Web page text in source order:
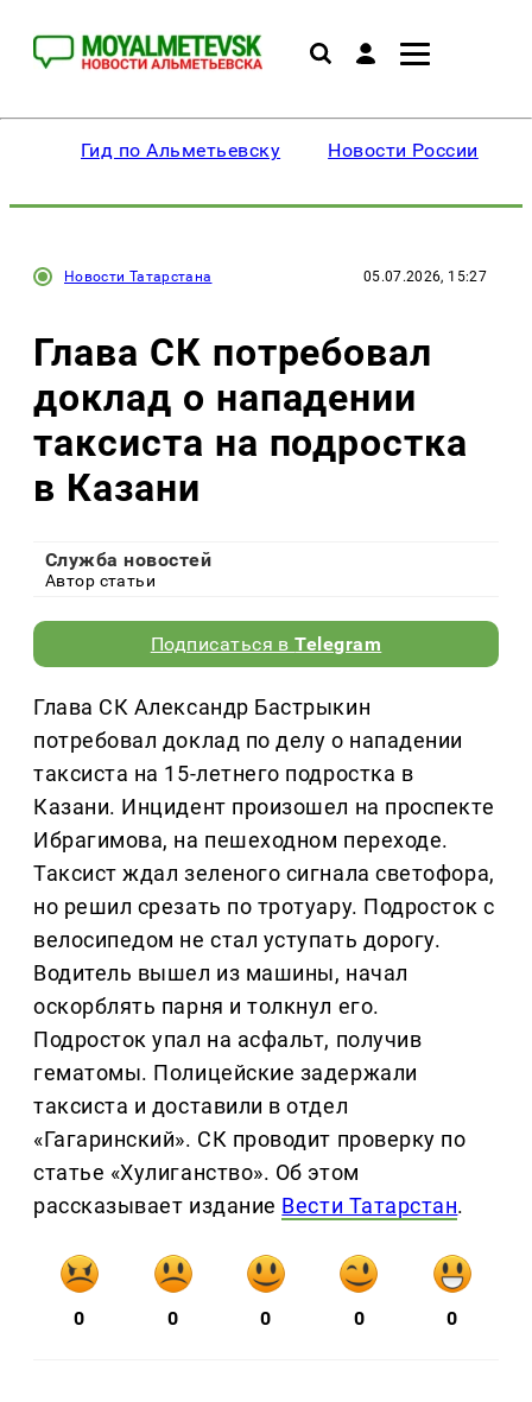
Гид по Альметьевску Новости России
Новости Татарстана 05.07.2026, 15:27
Глава СК потребовал
доклад о нападении
таксиста на подростка
в Казани
Служба новостей
Автор статьи
Подписаться вTelegram
Глава СК Александр Бастрыкин
потребовал доклад по делу о нападении
таксиста на 15-летнего подростка в
Казани. Инцидент произошел на проспекте
Ибрагимова, на пешеходном переходе.
Таксист ждал зеленого сигнала светофора,
но решил срезать по тротуару. Подросток с
велосипедом не стал уступать дорогу.
Водитель вышел из машины, начал
оскорблять парня и толкнул его.
Подросток упал на асфальт, получив
гематомы. Полицейские задержали
таксиста и доставили в отдел
«Гагаринский». СК проводит проверку по
статье «Хулиганство». Об этом
рассказывает издание Вести Татарстан.
0 0 0 0 0